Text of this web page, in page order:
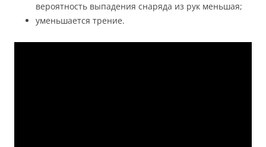
вероятность выпадения снаряда из рук меньшая;
уменьшается трение.